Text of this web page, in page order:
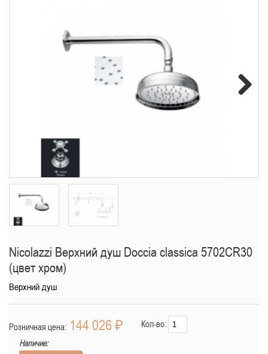
Nicolazzi Верхний душ Doccia classica 5702CR30
(цвет хром)
Верхний душ
Розничная цена: 144 026 ₽
Наличие:
Кол-во: